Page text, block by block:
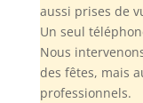
aussi prises de
Un seul
Nous
des fêtes, mais
professionnels.